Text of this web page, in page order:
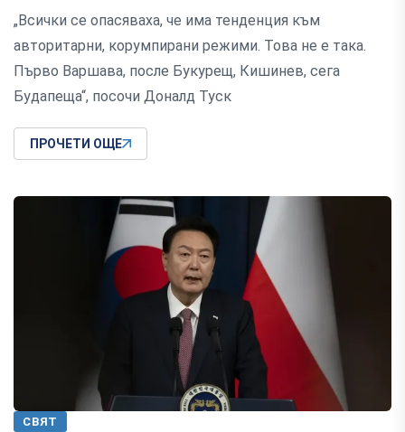
„Всички се опасяваха, че има тенденция към
авторитарни, корумпирани режими. Това не е така.
Първо Варшава, после Букурещ, Кишинев, сега
Будапеща“, посочи Доналд Туск
ПРОЧЕТИ ОЩЕ
СВЯТ